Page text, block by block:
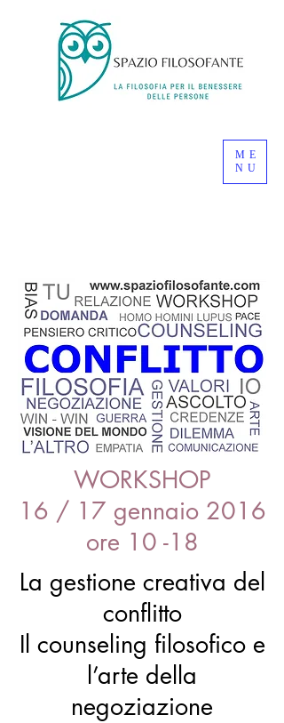
ME
NU
WORKSHOP
16 / 17 gennaio 2016
ore 10 -18
La gestione creativa del
conflitto
Il counseling filosofico e
l’arte della
negoziazione